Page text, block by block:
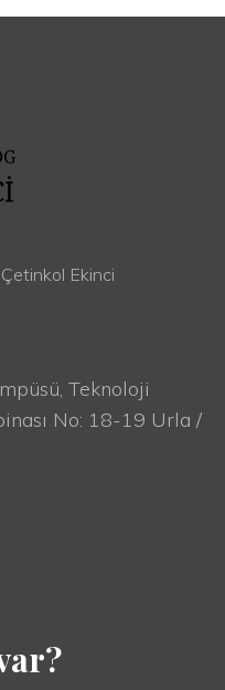
Ekinci
Teknoloji
No: 18-19 Urla /